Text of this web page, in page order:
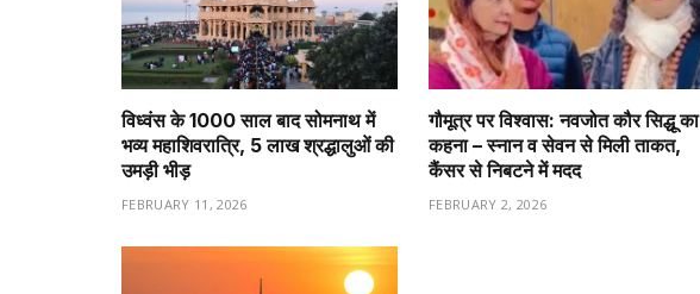
विध्वंस के 1000 साल बाद सोमनाथ में
भव्य महाशिवरात्रि, 5 लाख श्रद्धालुओं की
उमड़ी भीड़
FEBRUARY 11, 2026
गौमूत्र पर विश्वास: नवजोत कौर सिद्धू का
कहना – स्नान व सेवन से मिली ताकत,
कैंसर से निबटने में मदद
FEBRUARY 2, 2026